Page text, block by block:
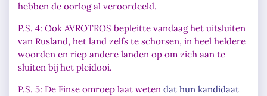
hebben de oorlog al veroordeeld.
P.S. 4: Ook AVROTROS bepleitte vandaag het uitsluiten
van Rusland, het land zelfs te schorsen, in heel heldere
woorden en riep andere landen op om zich aan te
sluiten bij het pleidooi.
P.S. 5: De Finse omroep laat weten dat hun kandidaat